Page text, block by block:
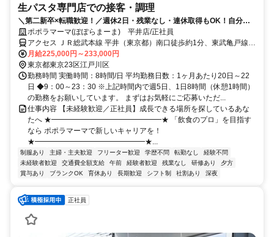
生パスタ専門店での接客・調理
＼第二新卒×転職歓迎！／週休2日・残業なし・連休取得もOK！自分ら
しく働ける環境で、長く活躍できる！
ポポラマーマ(ぽぽらまーま) 平井店/正社員
アクセス ＪＲ総武本線 平井（東京都）南口徒歩約1分、東武亀戸線
東あずま徒歩約15分、東武亀戸線 亀戸水神徒歩約16分
月給225,000円～233,000円
東京都東京23区江戸川区
勤務時間 実働時間：8時間/日 平均勤務日数：1ヶ月あたり20日～22
日 ◆9：00～23：30 ※上記時間内で週5日、1日8時間（休憩1時間）
の勤務をお願いしています。 まずはお気軽にご応募いただ...
仕事内容 【未経験歓迎／正社員】成長できる場所を探しているあな
たへ ★━━━━━━━━━━━━━━━★ 「飲食のプロ」を目指す
なら ポポラマーマで新しいキャリアを！
★━━━━━━━━━━━━━━━★...
制服あり 主婦・主夫歓迎 フリーター歓迎 学歴不問 転勤なし
経験不問
未経験者歓迎
交通費全額支給 午前 経験者歓迎 残業なし 研修あり
夕方
賞与あり
ブランクOK 育休あり 長期歓迎 シフト制 社割あり 深夜
正社員